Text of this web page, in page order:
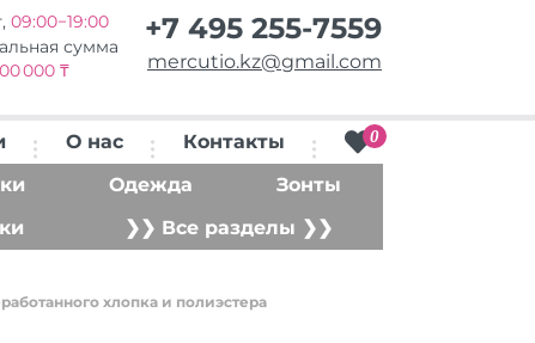
09:00−19:00
сумма
000 ₸
+7 495 255-7559
mercutio.kz@gmail.com
О нас Контакты 0
Одежда
Зонты
❯❯ Все разделы ❯❯
хлопка и полиэстера